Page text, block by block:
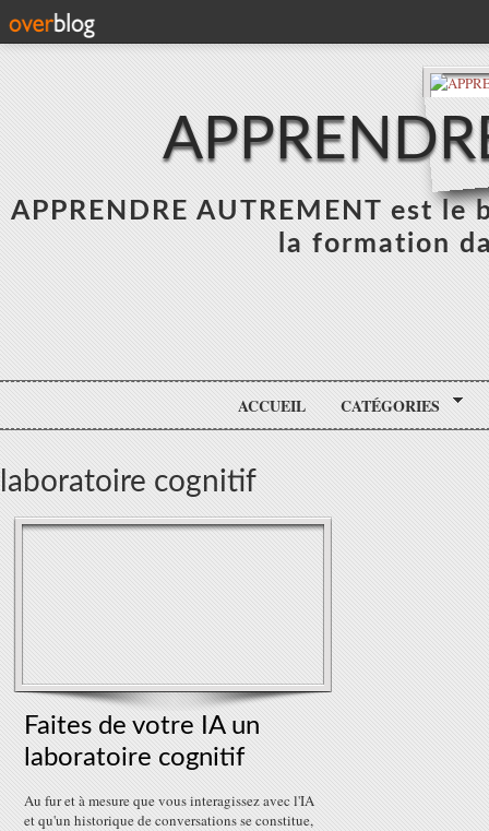
APPRENDRE AUTREMENT est
la formation
ACCUEIL CATÉGORIES
laboratoire cognitif
Faites de votre IA un
laboratoire cognitif
Au fur et à mesure que vous interagissez avec l'IA
et qu'un historique de conversations se constitue,